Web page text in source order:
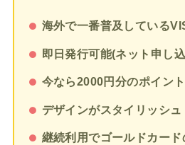
海外で一番普及している
即日発行可能(ネット申し
今なら2000円分のポイン
デザインがスタイリッシュ
継続利用でゴールドカー